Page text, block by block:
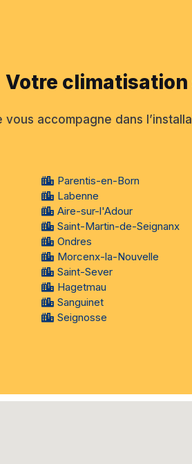
Votre climatisation
vous accompagne dans
Parentis-en-Born
Labenne
Aire-sur-l'Adour
Saint-Martin-de-Seignanx
Ondres
Morcenx-la-Nouvelle
Saint-Sever
Hagetmau
Sanguinet
Seignosse